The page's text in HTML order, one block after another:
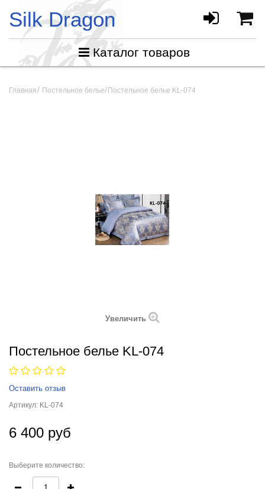
Silk Dragon
Каталог товаров
Главная Постельное белье Постельное белье KL-074
Увеличить
Постельное белье KL-074
Оставить отзыв
Артикул: KL-074
6 400 руб
Выберите количество: